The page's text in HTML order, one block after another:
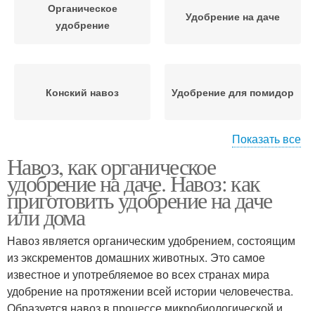
Органическое
удобрение
Удобрение на даче
Конский навоз Удобрение для помидор
Конские навозы Навоз в качестве
Удобрения для
декоративно-
цветочных культур
Данное удобрение
Показать все
Навоз, как органическое
удобрение на даче. Навоз: как
приготовить удобрение на даче
или дома
Навоз является органическим удобрением, состоящим
из экскрементов домашних животных. Это самое
известное и употребляемое во всех странах мира
удобрение на протяжении всей истории человечества.